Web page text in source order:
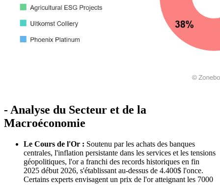
- Analyse du Secteur et de la
Macroéconomie
Le Cours de l'Or : Soutenu par les achats des banques
centrales, l'inflation persistante dans les services et les tensions
géopolitiques, l'or a franchi des records historiques en fin
2025 début 2026, s'établissant au-dessus de 4.400$ l'once.
Certains experts envisagent un prix de l'or atteignant les 7000